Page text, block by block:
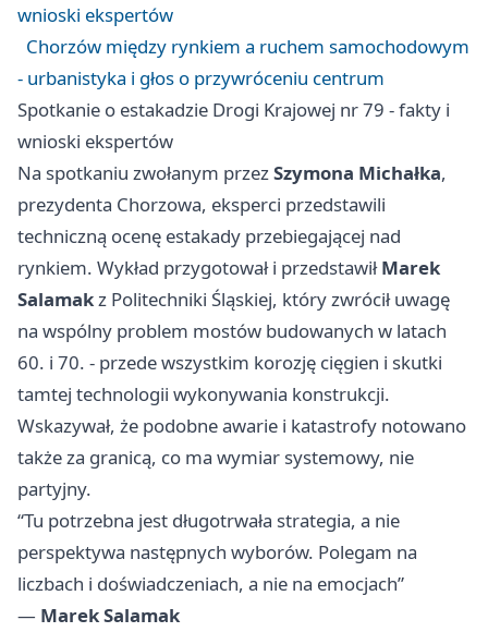
wnioski ekspertów
Chorzów między rynkiem a ruchem samochodowym
- urbanistyka i głos o przywróceniu centrum
Spotkanie o estakadzie Drogi Krajowej nr 79 - fakty i
wnioski ekspertów
Na spotkaniu zwołanym przezSzymona Michałka,
prezydenta Chorzowa, eksperci przedstawili
techniczną ocenę estakady przebiegającej nad
rynkiem. Wykład przygotował i przedstawiłMarek
Salamakz Politechniki Śląskiej, który zwrócił uwagę
na wspólny problem mostów budowanych w latach
60. i 70. - przede wszystkim korozję cięgien i skutki
tamtej technologii wykonywania konstrukcji.
Wskazywał, że podobne awarie i katastrofy notowano
także za granicą, co ma wymiar systemowy, nie
partyjny.
“Tu potrzebna jest długotrwała strategia, a nie
perspektywa następnych wyborów. Polegam na
liczbach i doświadczeniach, a nie na emocjach”
— Marek Salamak